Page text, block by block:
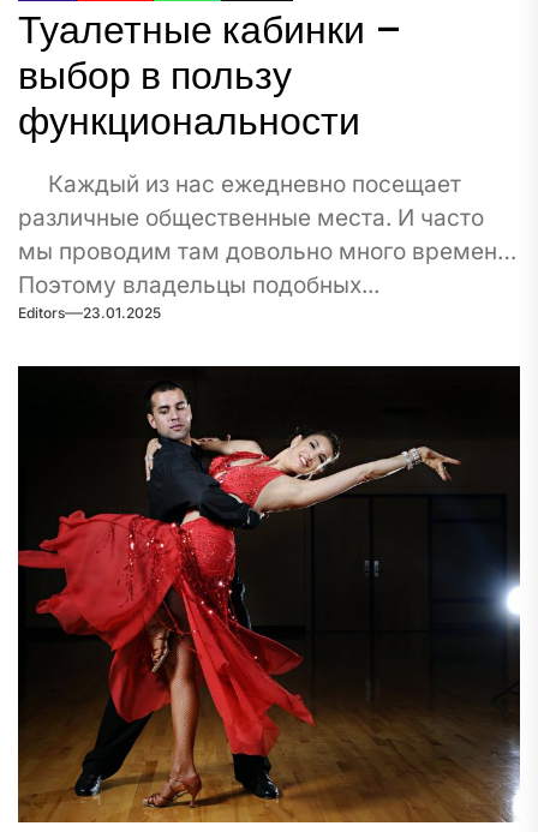
Туалетные кабинки –
выбор в пользу
функциональности
Каждый из нас ежедневно посещает
различные общественные места. И часто
мы проводим там довольно много времени.
Поэтому владельцы подобных...
Editors 23.01.2025